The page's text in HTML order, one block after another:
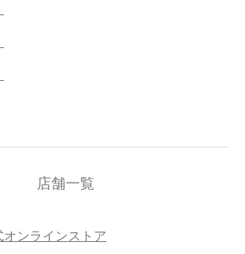
店舗一覧
ンラインストア